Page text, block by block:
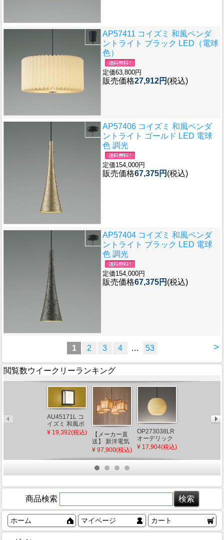
AP57411 コイズミ 和風ペンダ
ントライト ブラック LED（電球
色）
定価63,800円
販売価格27,912円 (税込)
AP57406 コイズミ 和風ペンダ
ントライト ゴールド LED 電球
色 調光
定価154,000円
販売価格67,375円 (税込)
AP57404 コイズミ 和風ペンダ
ントライト ブラック LED 電球
色 調光
定価154,000円
販売価格67,375円 (税込)
>
1 2 3 4 … 53
閲覧数ウイークリーランキング
AU45171L コ
イズミ 和風ポ
ーチライト
¥ 19,392(税込)
【メーカー直
送】 新洋電気
冊 和風ペンダ
ントライト 白
熱灯 AP882 和
室 照明 強化和
紙 おしゃれ 日
¥ 97,900(税込)
OP273038LR
オーデリック
和風ペンダン
LED（電球
¥ 17,904(税込)
AH56174 コイ
ズミ 和風シー
商品検索
ホーム マイページ カート